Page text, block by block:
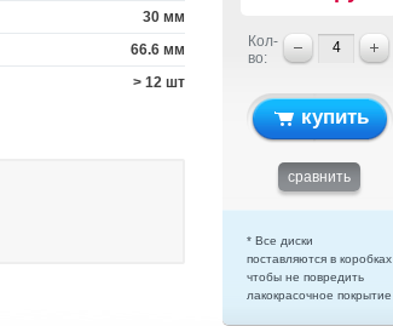
Кол-
во:
купить
сравнить
* Все диски
поставляются в коробках
чтобы не повредить
лакокрасочное покрытие
30 мм
66.6 мм
> 12 шт